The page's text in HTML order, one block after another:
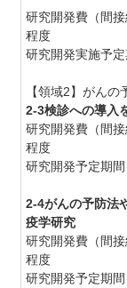
研究開発費（間
程度
研究開発実施予
【領域2】がん
2-3検診への導入
研究開発費（間
程度
研究開発予定期
2-4がんの予防法
疫学研究
研究開発費（間
程度
研究開発予定期